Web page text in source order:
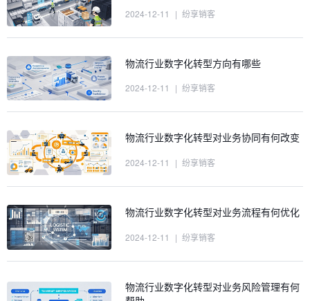
2024-12-11 | 纷享销客
物流行业数字化转型方向有哪些
2024-12-11 | 纷享销客
物流行业数字化转型对业务协同有何改变
2024-12-11 | 纷享销客
物流行业数字化转型对业务流程有何优化
2024-12-11 | 纷享销客
物流行业数字化转型对业务风险管理有何